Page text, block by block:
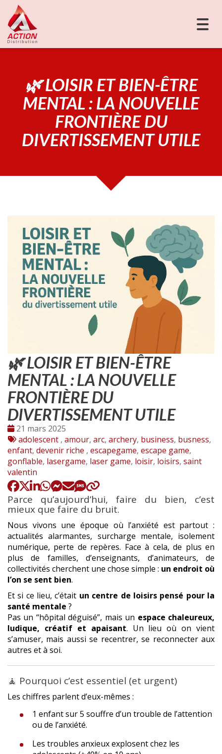
🌿 LOISIR ET BIEN-ÊTRE
MENTAL : LA NOUVELLE
FRONTIÈRE DU
DIVERTISSEMENT UTILE
🌿 LOISIR ET BIEN-ÊTRE
MENTAL : LA NOUVELLE
FRONTIÈRE DU
DIVERTISSEMENT UTILE
Date
:
21 mars 2025
Tags
:
adolescent , amour, arc, archery, business, busness,
enfant, devenir riche , escapegame, escape game,
gonflable, lasergame, laser game, loisir, loisirs, saint
valentin
Parce qu’aujourd’hui, faire du bien, c’est
mieux que faire du bruit.
Nous vivons une époque où l’anxiété est partout :
actualités alarmantes, surcharge mentale, isolement
numérique, perte de repères. Face à cela, de plus en
plus de familles, d’enseignants, d’animateurs, de
collectivités cherchent une chose simple : un endroit où
l’on se sent bien.
Et si ce lieu, c’était un centre de loisirs pensé pour la
santé mentale ?
Pas un “hôpital déguisé”, mais un espace chaleureux,
ludique, créatif et apaisant. Un lieu où on vient
s’amuser, mais aussi se recentrer, se reconnecter aux
autres et à soi.
🧘 Pourquoi c’est essentiel (et urgent)
Les chiffres parlent d’eux-mêmes :
1 enfant sur 5 souffre d’un trouble de l’attention
ou de l’anxiété.
Les troubles anxieux explosent chez les